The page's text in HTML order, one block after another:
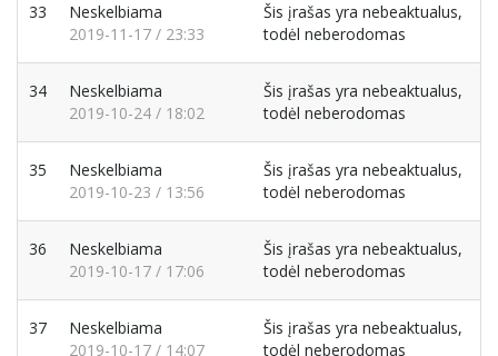
33
Neskelbiama
2019-11-17 / 23:33
Šis įrašas yra nebeaktualus,
todėl neberodomas
34
Neskelbiama
2019-10-24 / 18:02
Šis įrašas yra nebeaktualus,
todėl neberodomas
35
Neskelbiama
2019-10-23 / 13:56
Šis įrašas yra nebeaktualus,
todėl neberodomas
36
Neskelbiama
2019-10-17 / 17:06
Šis įrašas yra nebeaktualus,
todėl neberodomas
37
Neskelbiama
2019-10-17 / 14:07
Šis įrašas yra nebeaktualus,
todėl neberodomas